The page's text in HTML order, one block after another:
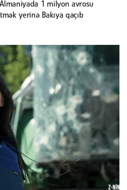
Almaniyada 1 milyon avrosu
yerinə Bakıya qaçıb